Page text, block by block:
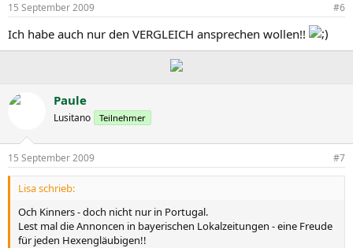
15 September 2009 #6
Ich habe auch nur den VERGLEICH ansprechen wollen!!
Paule
Lusitano Teilnehmer
15 September 2009 #7
Lisa schrieb:
Och Kinners - doch nicht nur in Portugal.
Lest mal die Annoncen in bayerischen Lokalzeitungen - eine Freude
für jeden Hexengläubigen!!